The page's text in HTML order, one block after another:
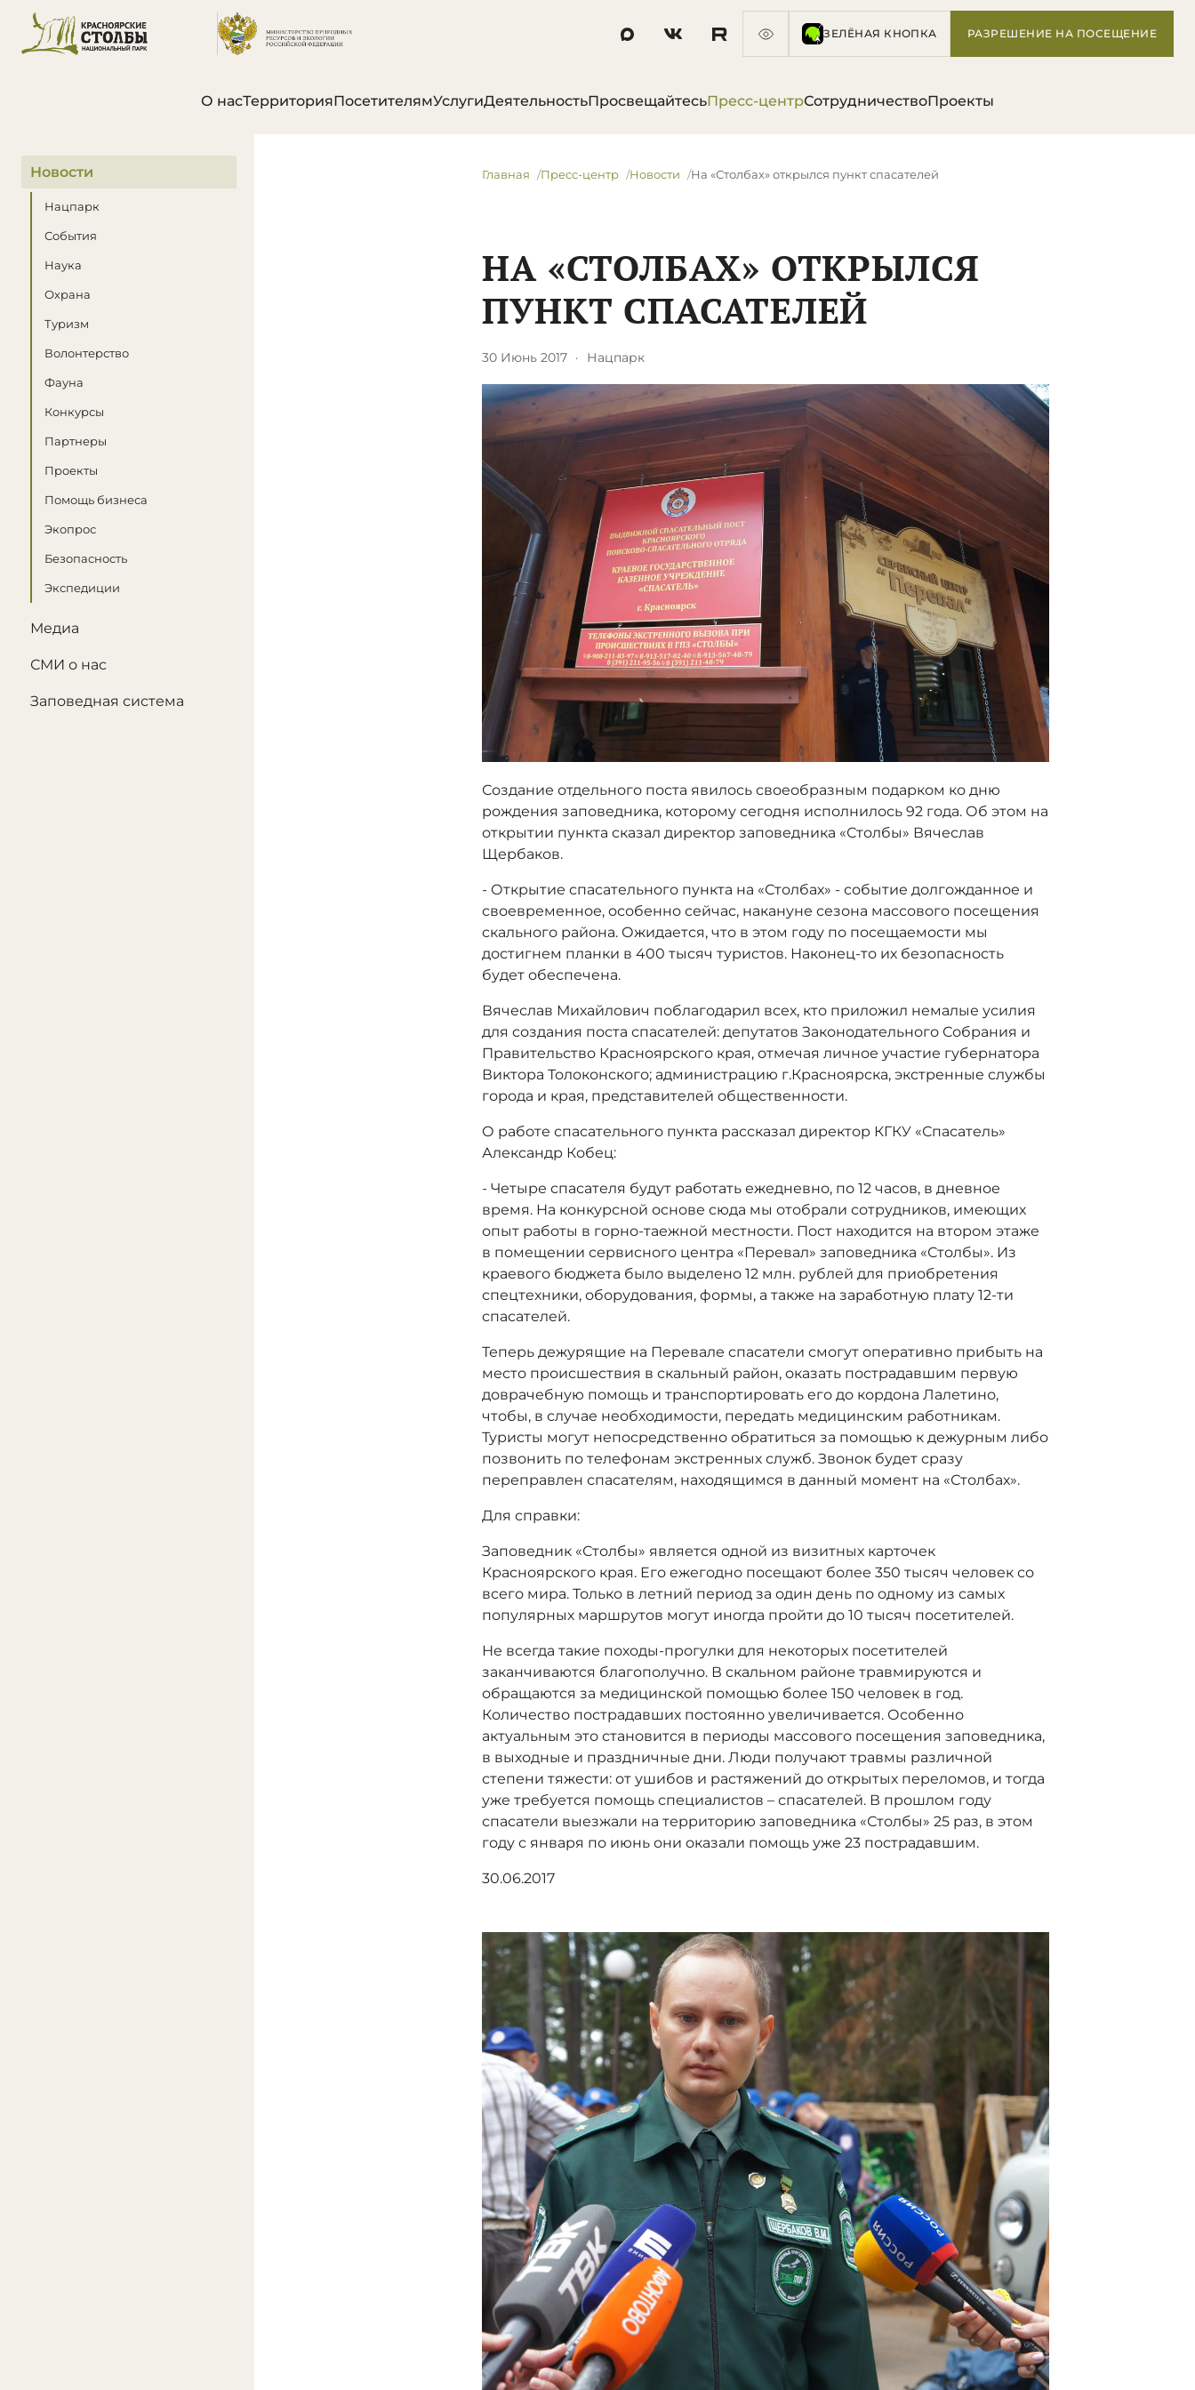
ЗЕЛЁНАЯ КНОПКА РАЗРЕШЕНИЕ НА ПОСЕЩЕНИЕ
О насТерриторияПосетителямУслугиДеятельностьПросвещайтесьПресс-центрСотрудничествоПроекты
В этом разделе
Новости
Нацпарк
События
Наука
Охрана
Туризм
Волонтерство
Фауна
Конкурсы
Партнеры
Проекты
Помощь бизнеса
Экопрос
Безопасность
Экспедиции
Медиа
СМИ о нас
Заповедная система
Главная Пресс-центр Новости ​На «Столбах» открылся пункт спасателей
​НА «СТОЛБАХ» ОТКРЫЛСЯ
ПУНКТ СПАСАТЕЛЕЙ
30 Июнь 2017 · Нацпарк
Создание отдельного поста явилось своеобразным подарком ко дню
рождения заповедника, которому сегодня исполнилось 92 года. Об этом на
открытии пункта сказал директор заповедника «Столбы» Вячеслав
Щербаков.
- Открытие спасательного пункта на «Столбах» - событие долгожданное и
своевременное, особенно сейчас, накануне сезона массового посещения
скального района. Ожидается, что в этом году по посещаемости мы
достигнем планки в 400 тысяч туристов. Наконец-то их безопасность
будет обеспечена.
Вячеслав Михайлович поблагодарил всех, кто приложил немалые усилия
для создания поста спасателей: депутатов Законодательного Собрания и
Правительство Красноярского края, отмечая личное участие губернатора
Виктора Толоконского; администрацию г.Красноярска, экстренные службы
города и края, представителей общественности.
О работе спасательного пункта рассказал директор КГКУ «Спасатель»
Александр Кобец:
- Четыре спасателя будут работать ежедневно, по 12 часов, в дневное
время. На конкурсной основе сюда мы отобрали сотрудников, имеющих
опыт работы в горно-таежной местности. Пост находится на втором этаже
в помещении сервисного центра «Перевал» заповедника «Столбы». Из
краевого бюджета было выделено 12 млн. рублей для приобретения
спецтехники, оборудования, формы, а также на заработную плату 12-ти
спасателей.
Теперь дежурящие на Перевале спасатели смогут оперативно прибыть на
место происшествия в скальный район, оказать пострадавшим первую
доврачебную помощь и транспортировать его до кордона Лалетино,
чтобы, в случае необходимости, передать медицинским работникам.
Туристы могут непосредственно обратиться за помощью к дежурным либо
позвонить по телефонам экстренных служб. Звонок будет сразу
переправлен спасателям, находящимся в данный момент на «Столбах».
Для справки:
Заповедник «Столбы» является одной из визитных карточек
Красноярского края. Его ежегодно посещают более 350 тысяч человек со
всего мира. Только в летний период за один день по одному из самых
популярных маршрутов могут иногда пройти до 10 тысяч посетителей.
Не всегда такие походы-прогулки для некоторых посетителей
заканчиваются благополучно. В скальном районе травмируются и
обращаются за медицинской помощью более 150 человек в год.
Количество пострадавших постоянно увеличивается. Особенно
актуальным это становится в периоды массового посещения заповедника,
в выходные и праздничные дни. Люди получают травмы различной
степени тяжести: от ушибов и растяжений до открытых переломов, и тогда
уже требуется помощь специалистов – спасателей. В прошлом году
спасатели выезжали на территорию заповедника «Столбы» 25 раз, в этом
году с января по июнь они оказали помощь уже 23 пострадавшим.
30.06.2017